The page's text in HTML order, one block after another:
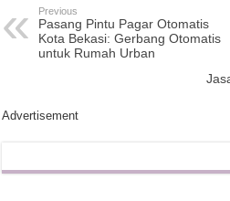
Previous
Pasang Pintu Pagar Otomatis
Kota Bekasi: Gerbang Otomatis
untuk Rumah Urban
Advertisement